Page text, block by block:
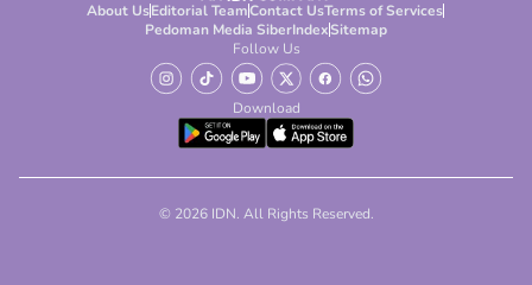
About UsEditorial TeamContact UsTerms of Services
Pedoman Media SiberIndexSitemap
Follow Us
Download
© 2026 IDN. All Rights Reserved.